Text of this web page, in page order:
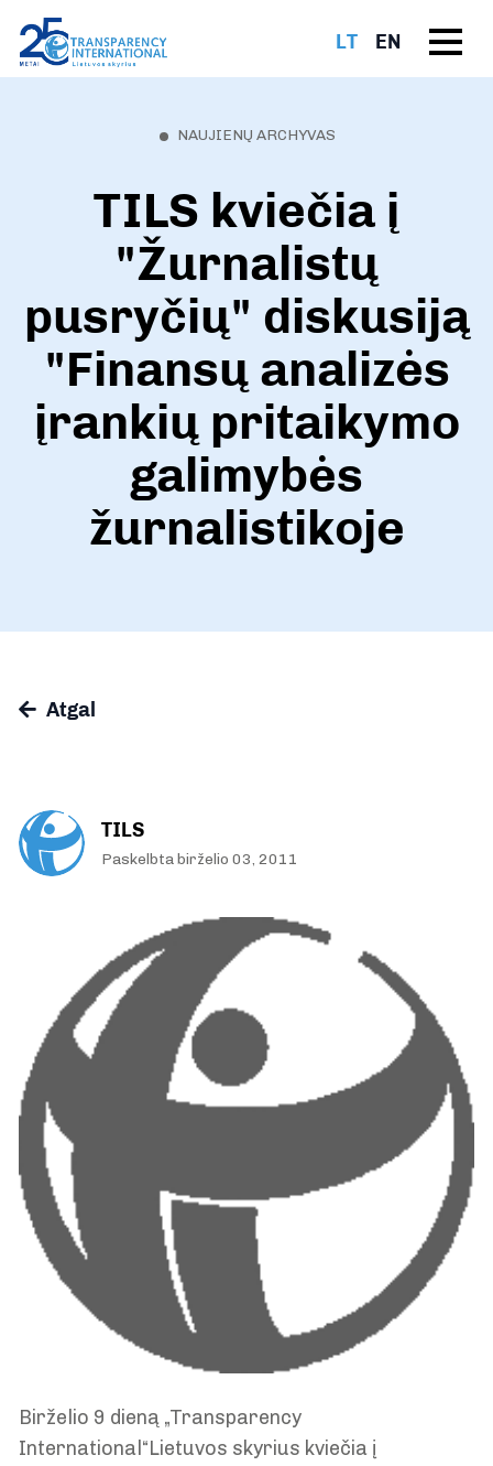
LT EN
NAUJIENŲ ARCHYVAS
TILS kviečia į
"Žurnalistų
pusryčių" diskusiją
"Finansų analizės
įrankių pritaikymo
galimybės
žurnalistikoje
Atgal
TILS
Paskelbta birželio 03, 2011
Birželio 9 dieną „Transparency
International“Lietuvos skyrius kviečia į